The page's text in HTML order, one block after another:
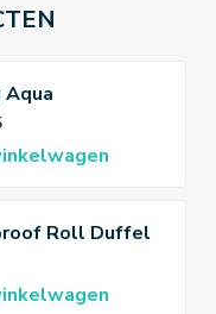
Roll Duffel